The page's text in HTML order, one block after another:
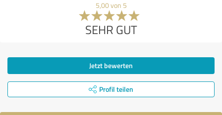
5,00 von 5
SEHR GUT
Jetzt bewerten
Profil teilen